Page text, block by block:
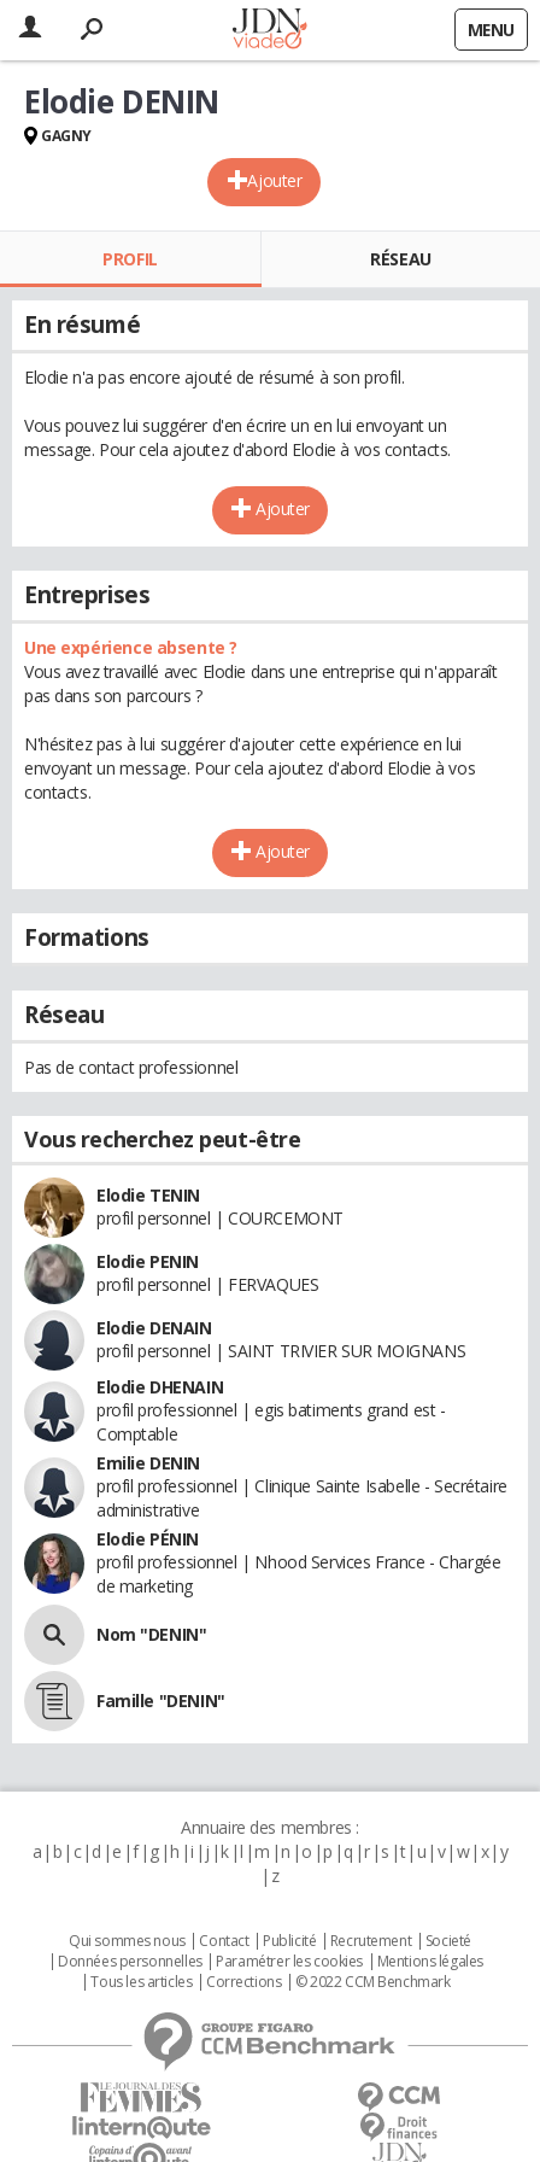
MENU
Ajouter
Elodie DENIN
GAGNY
PROFIL RÉSEAU
En résumé
Elodie n'a pas encore ajouté de résumé à son profil.
Vous pouvez lui suggérer d'en écrire un en lui envoyant un
message. Pour cela ajoutez d'abord Elodie à vos contacts.
Ajouter
Entreprises
Une expérience absente ?
Vous avez travaillé avec Elodie dans une entreprise qui n'apparaît
pas dans son parcours ?
N'hésitez pas à lui suggérer d'ajouter cette expérience en lui
envoyant un message. Pour cela ajoutez d'abord Elodie à vos
contacts.
Ajouter
Formations
Réseau
Pas de contact professionnel
Vous recherchez peut-être
Elodie TENIN
profil personnel | COURCEMONT
Elodie PENIN
profil personnel | FERVAQUES
Elodie DENAIN
profil personnel | SAINT TRIVIER SUR MOIGNANS
Elodie DHENAIN
profil professionnel | egis batiments grand est -
Comptable
Emilie DENIN
profil professionnel | Clinique Sainte Isabelle - Secrétaire
administrative
Elodie PÉNIN
profil professionnel | Nhood Services France - Chargée
de marketing
Nom "DENIN"
Famille "DENIN"
Annuaire des membres :
a b c d e f g h i j k l m n o p q r s t u v w x y
z
Qui sommes nous Contact Publicité Recrutement
Societé
Données personnelles
Paramétrer les cookies
Mentions légales
Tous les articles
Corrections © 2022 CCM Benchmark